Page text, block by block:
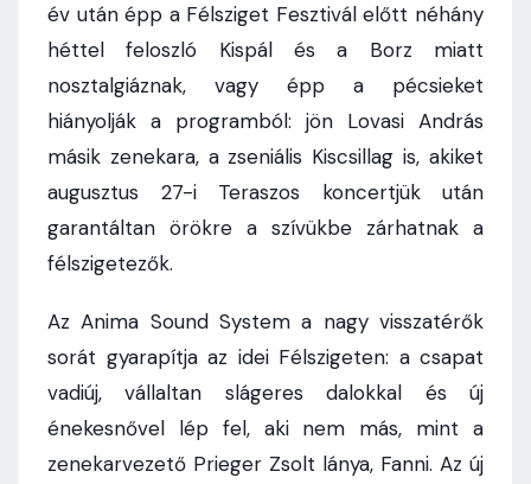
év után épp a Félsziget Fesztivál előtt néhány
héttel feloszló Kispál és a Borz miatt
nosztalgiáznak, vagy épp a pécsieket
hiányolják a programból: jön Lovasi András
másik zenekara, a zseniális Kiscsillag is, akiket
augusztus 27-i Teraszos koncertjük után
garantáltan örökre a szívükbe zárhatnak a
félszigetezők.
Az Anima Sound System a nagy visszatérők
sorát gyarapítja az idei Félszigeten: a csapat
vadiúj, vállaltan slágeres dalokkal és új
énekesnővel lép fel, aki nem más, mint a
zenekarvezető Prieger Zsolt lánya, Fanni. Az új